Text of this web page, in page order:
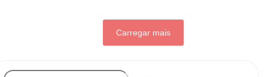
Carregar mais